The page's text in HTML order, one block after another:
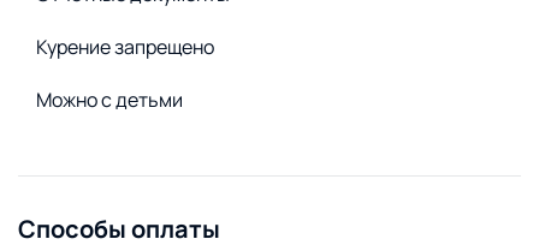
Открытая парковка
Видеонаблюдение
Курение запрещено
Можно с детьми
Способы оплаты